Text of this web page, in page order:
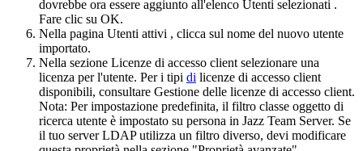
dovrebbe ora essere aggiunto all'elenco Utenti selezionati .
Fare clic su OK.
Nella pagina Utenti attivi , clicca sul nome del nuovo utente
importato.
Nella sezione Licenze di accesso clientselezionare una
licenza per l'utente. Per i tipi di licenze di accesso client
disponibili, consultare Gestione delle licenze di accesso client.
Nota: Per impostazione predefinita, il filtro classe oggetto di
ricerca utente è impostato su persona in Jazz Team Server. Se
il tuo server LDAP utilizza un filtro diverso, devi modificare